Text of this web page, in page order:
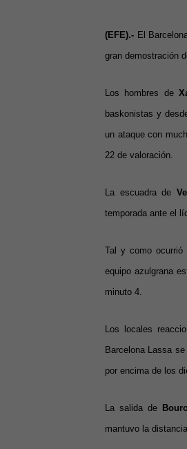
(EFE).- El
gran demostración
Los hombres de
baskonistas y
un ataque con
22 de valoración.
La escuadra de
temporada ante el
Tal y como ocurrió
equipo azulgrana
minuto 4.
Los locales
Barcelona Lassa
por encima de los
La salida de
mantuvo la